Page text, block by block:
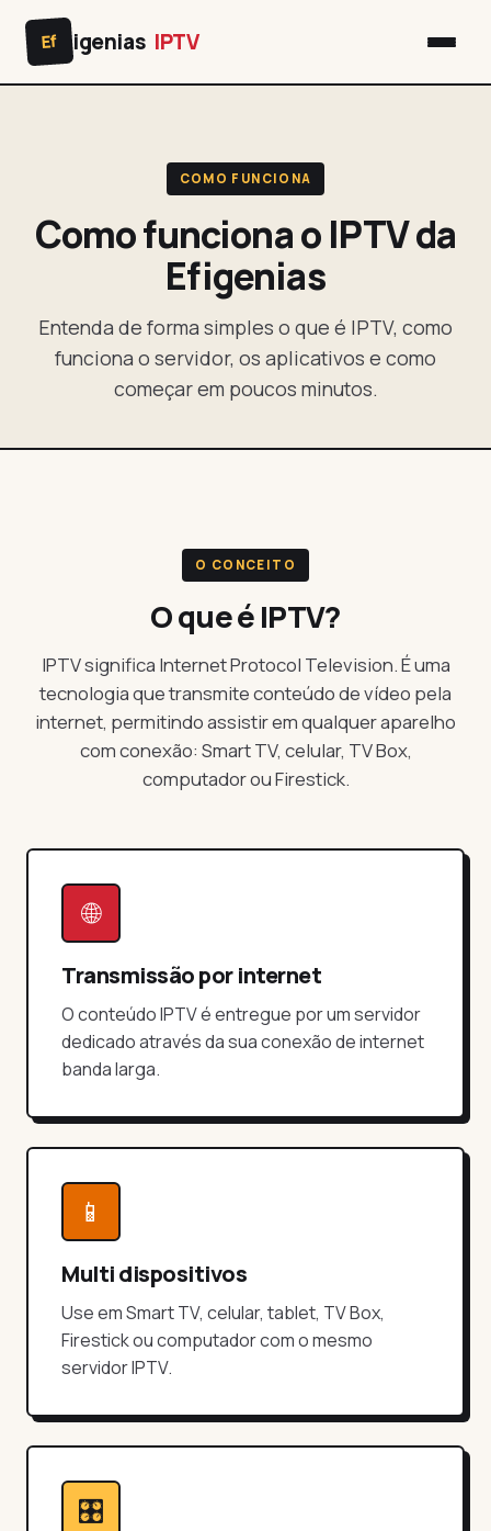
Ef igenias IPTV
COMO FUNCIONA
Como funciona o IPTV da
Efigenias
Entenda de forma simples o que é IPTV, como
funciona o servidor, os aplicativos e como
começar em poucos minutos.
O CONCEITO
O que é IPTV?
IPTV significa Internet Protocol Television. É uma
tecnologia que transmite conteúdo de vídeo pela
internet, permitindo assistir em qualquer aparelho
com conexão: Smart TV, celular, TV Box,
computador ou Firestick.
🌐
Transmissão por internet
O conteúdo IPTV é entregue por um servidor
dedicado através da sua conexão de internet
banda larga.
📱
Multi dispositivos
Use em Smart TV, celular, tablet, TV Box,
Firestick ou computador com o mesmo
servidor IPTV.
🎛️